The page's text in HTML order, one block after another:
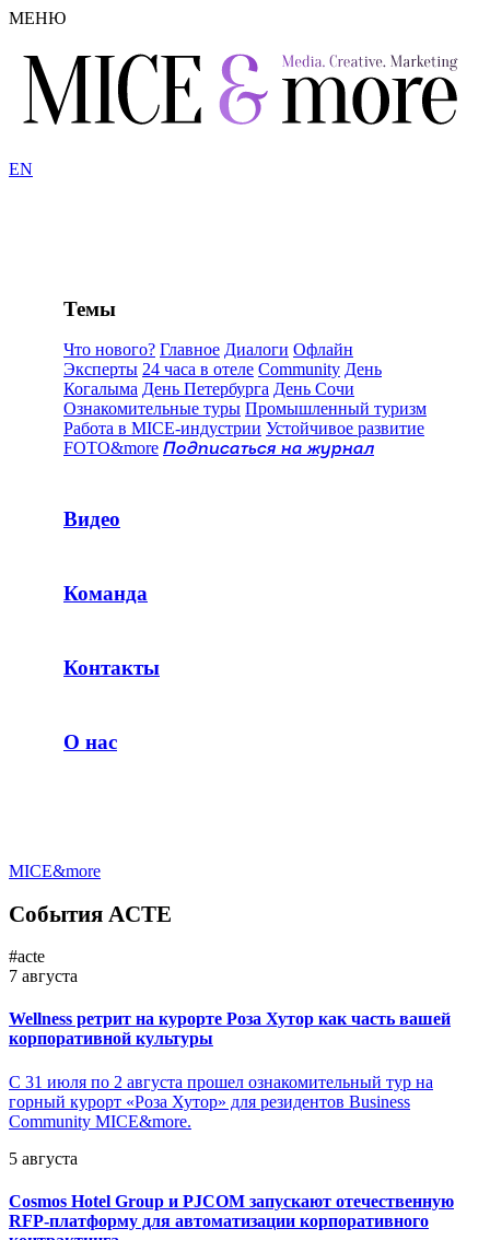
МЕНЮ
EN
Темы
Что нового? Главное Диалоги Офлайн
Эксперты 24 часа в отеле Community День
Когалыма День Петербурга День Сочи
Ознакомительные туры Промышленный туризм
Работа в MICE-индустрии Устойчивое развитие
FOTO&more Подписаться на журнал
Видео
Команда
Контакты
О нас
MICE&more
События ACTE
#acte
7 августа
Wellness ретрит на курорте Роза Хутор как часть вашей
корпоративной культуры
С 31 июля по 2 августа прошел ознакомительный тур на
горный курорт «Роза Хутор» для резидентов Business
Community MICE&more.
5 августа
Cosmos Hotel Group и PJCOM запускают отечественную
RFP-платформу для автоматизации корпоративного